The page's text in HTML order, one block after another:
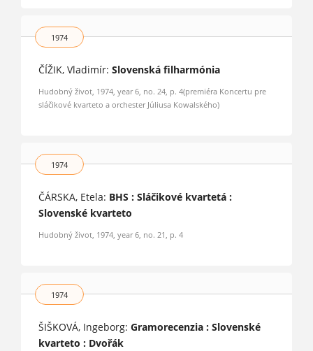
1974
ČÍŽIK, Vladimír: Slovenská filharmónia
Hudobný život, 1974, year 6, no. 24, p. 4(premiéra Koncertu pre
sláčikové kvarteto a orchester Júliusa Kowalského)
1974
ČÁRSKA, Etela: BHS : Sláčikové kvartetá :
Slovenské kvarteto
Hudobný život, 1974, year 6, no. 21, p. 4
1974
ŠIŠKOVÁ, Ingeborg: Gramorecenzia : Slovenské
kvarteto : Dvořák